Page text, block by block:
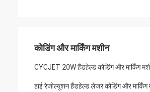
कोडिंग और मार्किंग मशीन
CYCJET 20W हैंडहेल्ड कोडिंग और मार्किंग
हाई रेजोल्यूशन हैंडहेल्ड लेजर कोडिंग और